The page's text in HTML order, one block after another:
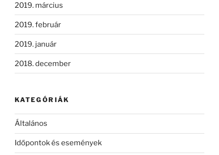
2019. március
2019. február
2019. január
2018. december
KATEGÓRIÁK
Általános
Időpontok és események